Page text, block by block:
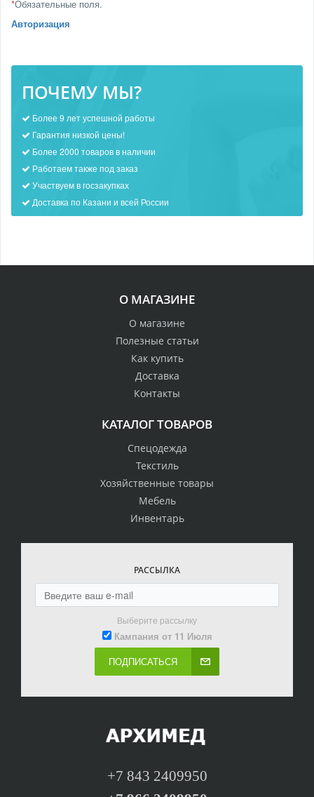
*Обязательные поля.
Авторизация
ПОЧЕМУ МЫ?
Более 9 лет успешной работы
Гарантия низкой цены!
Более 2000 товаров в наличии
Работаем также под заказ
Участвуем в госзакупках
Доставка по Казани и всей России
О МАГАЗИНЕ
О магазине
Полезные статьи
Как купить
Доставка
Контакты
КАТАЛОГ ТОВАРОВ
Спецодежда
Текстиль
Хозяйственные товары
Мебель
Инвентарь
РАССЫЛКА
Выберите рассылку
Кампания от 11 Июля
ПОДПИСАТЬСЯ
+7 843 2409950